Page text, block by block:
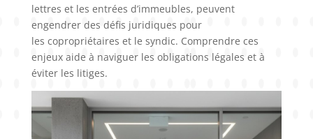
lettres et les entrées d’immeubles, peuvent
engendrer des défis juridiques pour
les copropriétaires et le syndic. Comprendre ces
enjeux aide à naviguer les obligations légales et à
éviter les litiges.